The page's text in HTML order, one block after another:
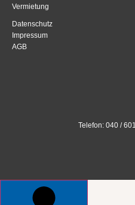
Vermietung
Datenschutz
Impressum
AGB
Telefon: 040 /